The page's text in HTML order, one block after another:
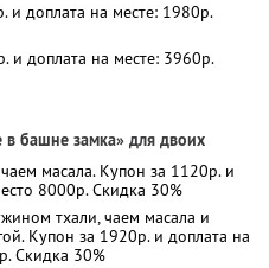
и доплата на месте: 1980р.
и доплата на месте: 3960р.
башне замка» для двоих
масала. Купон за 1120р. и
8000р.Скидка 30%
тхали, чаем масала и
Купон за 1920р. и доплата на
Скидка 30%